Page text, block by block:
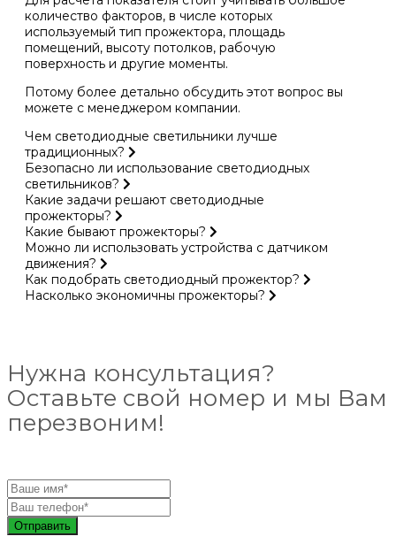
количество факторов, в числе которых
используемый тип прожектора, площадь
помещений, высоту потолков, рабочую
поверхность и другие моменты.
Потому более детально обсудить этот вопрос вы
можете с менеджером компании.
Чем светодиодные светильники лучше
традиционных?
Безопасно ли использование светодиодных
светильников?
Какие задачи решают светодиодные
прожекторы?
Какие бывают прожекторы?
Можно ли использовать устройства с датчиком
движения?
Как подобрать светодиодный прожектор?
Насколько экономичны прожекторы?
Нужна консультация?
Оставьте свой номер и мы Вам
перезвоним!
Отправить